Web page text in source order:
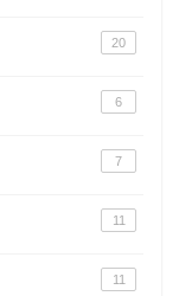
20
6
7
11
11